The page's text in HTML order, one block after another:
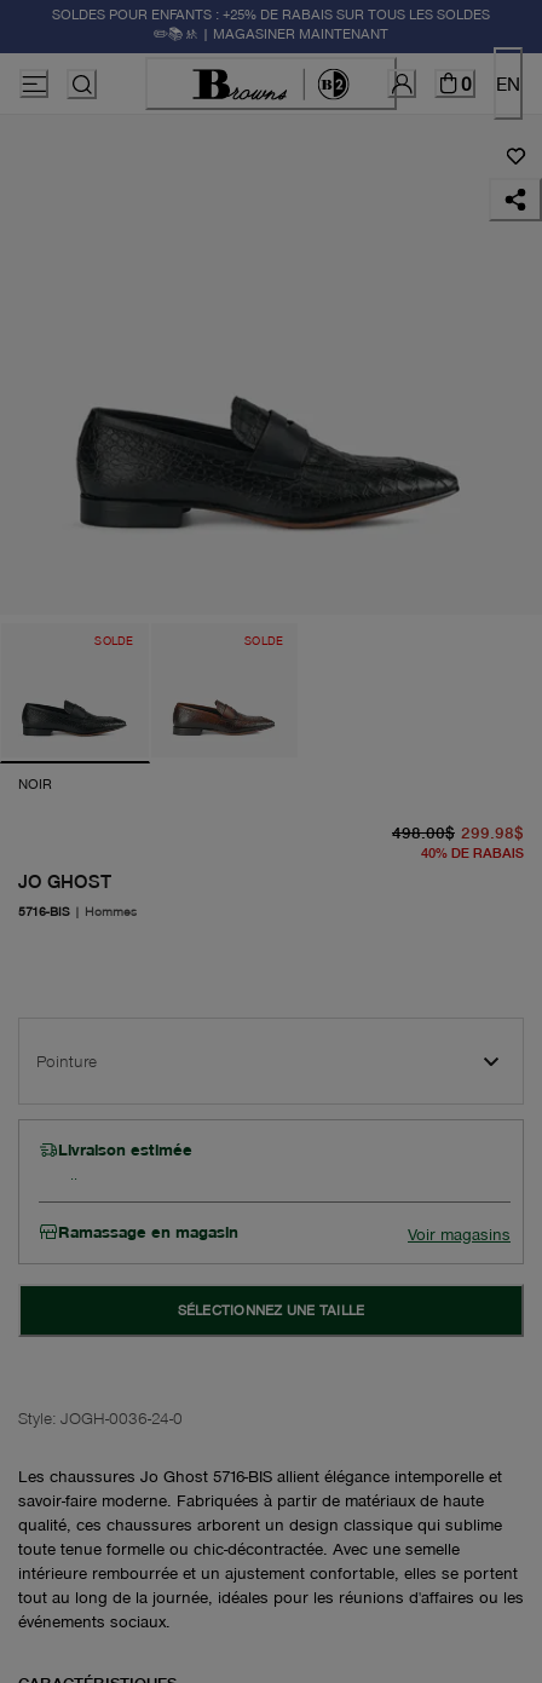
SOLDES POUR ENFANTS : +25% DE RABAIS SUR TOUS LES SOLDES
✏️📚🚸 | MAGASINER MAINTENANT
0 EN
SOLDE SOLDE
NOIR
JO GHOST
5716-BIS | Hommes
498.00$ 299.98$
40% DE RABAIS
Pointure
Livraison estimée
Ramassage en magasin Voir magasins
SÉLECTIONNEZ UNE TAILLE
Style: JOGH-0036-24-0
Les chaussures Jo Ghost 5716-BIS allient élégance intemporelle et
savoir-faire moderne. Fabriquées à partir de matériaux de haute
qualité, ces chaussures arborent un design classique qui sublime
toute tenue formelle ou chic-décontractée. Avec une semelle
intérieure rembourrée et un ajustement confortable, elles se portent
tout au long de la journée, idéales pour les réunions d'affaires ou les
événements sociaux.